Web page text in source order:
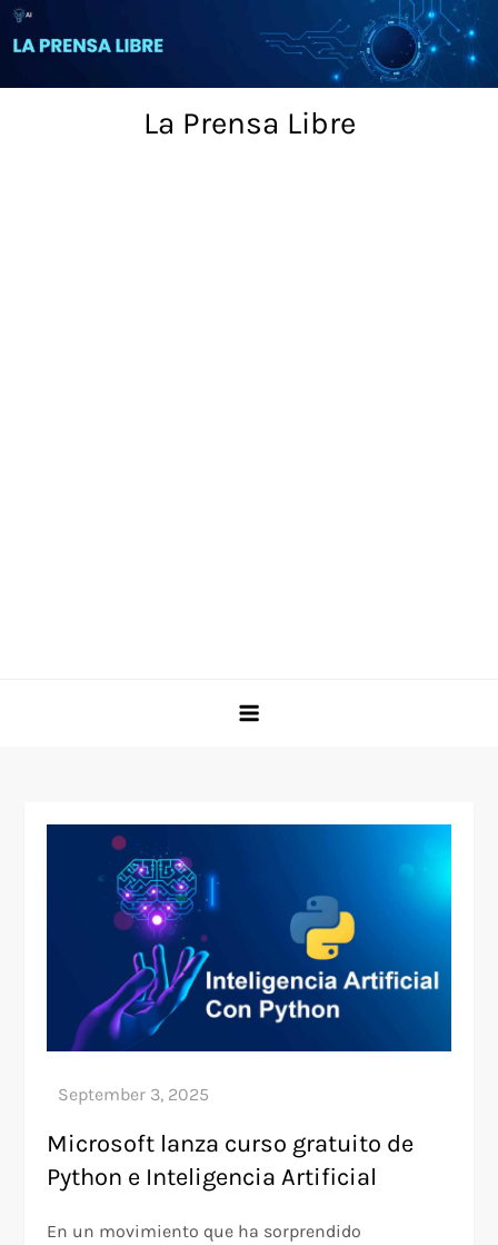
Skip
to
La Prensa Libre
Microsoft lanza curso gratuito de
Python e Inteligencia Artificial
En un movimiento que ha sorprendido